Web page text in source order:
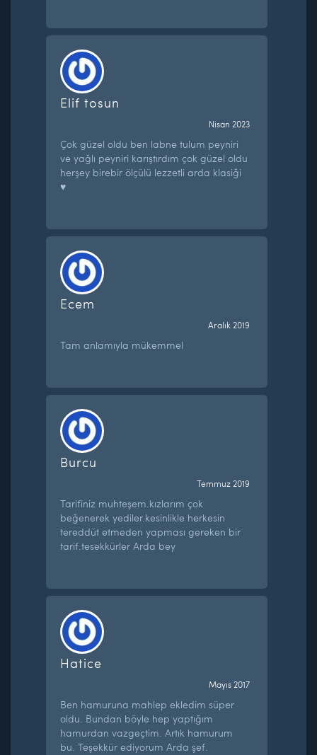
Elif tosun
Nisan 2023
Çok güzel oldu ben labne tulum peyniri
ve yağlı peyniri karıştırdım çok güzel oldu
herşey birebir ölçülü lezzetli arda klasiği
♥️
Ecem
Aralık 2019
Tam anlamıyla mükemmel
Burcu
Temmuz 2019
Tarifiniz muhteşem.kızlarım çok
beğenerek yediler.kesinlikle herkesin
tereddüt etmeden yapması gereken bir
tarif.tesekkürler Arda bey
Hatice
Mayıs 2017
Ben hamuruna mahlep ekledim süper
oldu. Bundan böyle hep yaptığım
hamurdan vazgeçtim. Artık hamurum
bu. Teşekkür ediyorum Arda şef.